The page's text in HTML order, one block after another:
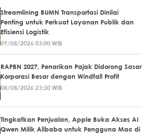
Streamlining BUMN Transportasi Dinilai
Penting untuk Perkuat Layanan Publik dan
Efisiensi Logistik
09/08/2026 03:00 WIB
RAPBN 2027, Penarikan Pajak Didorong Sasar
Korporasi Besar dengan Windfall Profit
08/08/2026 23:30 WIB
Tingkatkan Penjualan, Apple Buka Akses AI
Qwen Milik Alibaba untuk Pengguna Mac di